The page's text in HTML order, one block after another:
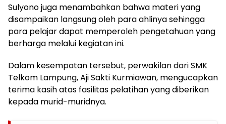
Sulyono juga menambahkan bahwa materi yang
disampaikan langsung oleh para ahlinya sehingga
para pelajar dapat memperoleh pengetahuan yang
berharga melalui kegiatan ini.
Dalam kesempatan tersebut, perwakilan dari SMK
Telkom Lampung, Aji Sakti Kurmiawan, mengucapkan
terima kasih atas fasilitas pelatihan yang diberikan
kepada murid-muridnya.